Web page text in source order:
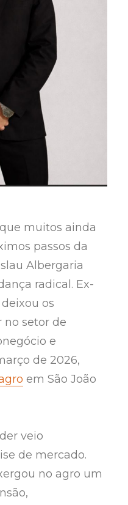
muitos ainda
passos da
Albergaria
radical. Ex-
os
no setor de
e
de 2026,
em São João
veio
de mercado.
no agro um